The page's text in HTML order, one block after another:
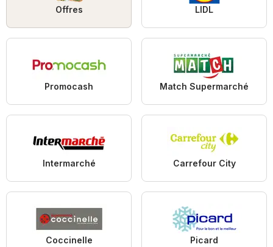
Offres LIDL
Promocash Match Supermarché
Intermarché Carrefour City
Coccinelle Picard